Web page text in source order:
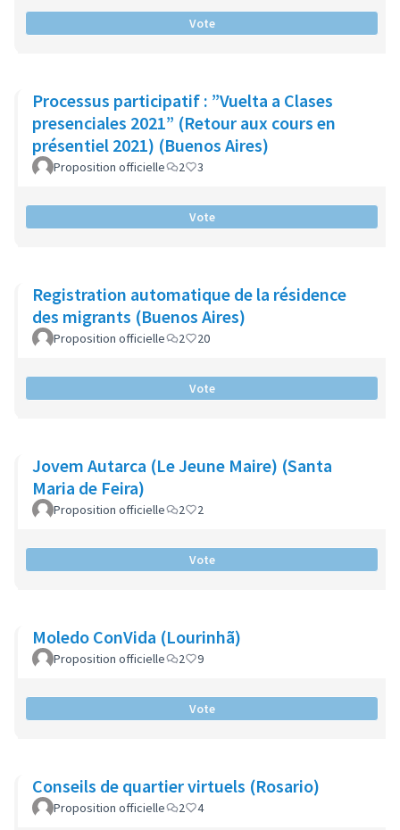
Vote
Processus participatif : ”Vuelta a Clases
presenciales 2021” (Retour aux cours en
présentiel 2021) (Buenos Aires)
Proposition officielle 2 3
Vote
Registration automatique de la résidence
des migrants (Buenos Aires)
Proposition officielle 2 20
Vote
Jovem Autarca (Le Jeune Maire) (Santa
Maria de Feira)
Proposition officielle 2 2
Vote
Moledo ConVida (Lourinhã)
Proposition officielle 2 9
Vote
Conseils de quartier virtuels (Rosario)
Proposition officielle 2 4